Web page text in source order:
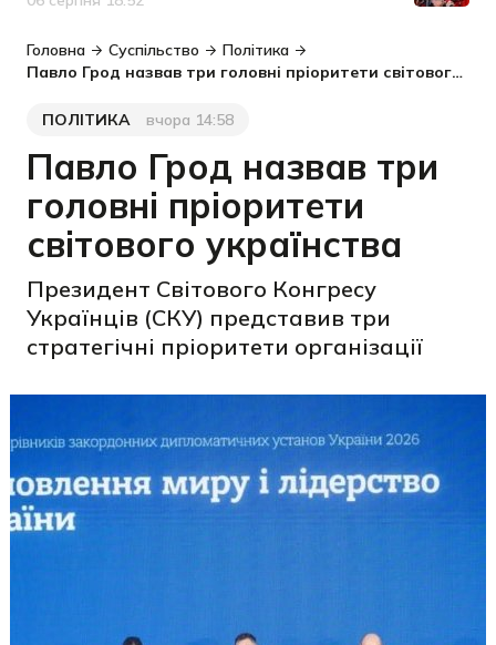
Дата публікації
Головна Суспільство
Політика
Павло Грод назвав три головні пріоритети світового українства
Категорія
ПОЛІТИКА
Дата публікаціївчора 14:58
Павло Грод назвав три
головні пріоритети
світового українства
Президент Світового Конгресу
Українців (СКУ) представив три
стратегічні пріоритети організації